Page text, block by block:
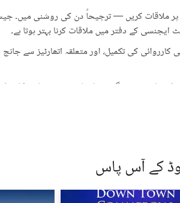
ملاقات کریں — ترجیحاً دن کی روشنی میں۔
ایجنسی کے دفتر میں ملاقات کرنا بہتر ہوتا ہے۔
کی تکمیل، اور متعلقہ اتھارٹیز سے جانچ
اشتہار میں دی گئی معلومات سے تفصیلات کا
جو حقیقت سے زیادہ اچھی لگیں۔ غیرمعمولی
سے رجوع کر کے جائیداد پر کسی بھی قسم کی
اکیلے نہ جائیں، کسی قابل اعتماد شخص کو
کے آس پاس